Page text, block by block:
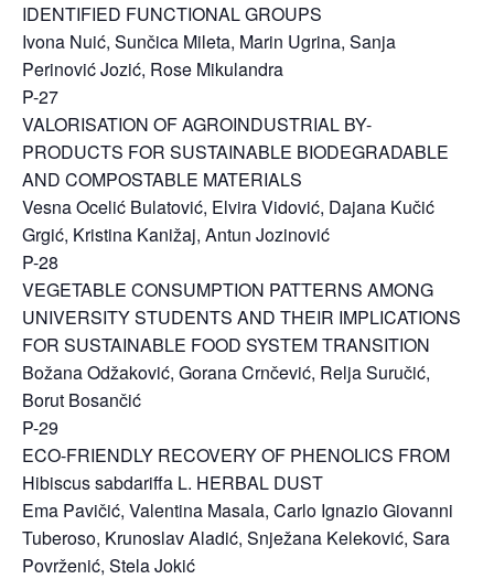
IDENTIFIED FUNCTIONAL GROUPS
Ivona Nuić, Sunčica Mileta, Marin Ugrina, Sanja
Perinović Jozić, Rose Mikulandra
P-27
VALORISATION OF AGROINDUSTRIAL BY-
PRODUCTS FOR SUSTAINABLE BIODEGRADABLE
AND COMPOSTABLE MATERIALS
Vesna Ocelić Bulatović, Elvira Vidović, Dajana Kučić
Grgić, Kristina Kanižaj, Antun Jozinović
P-28
VEGETABLE CONSUMPTION PATTERNS AMONG
UNIVERSITY STUDENTS AND THEIR IMPLICATIONS
FOR SUSTAINABLE FOOD SYSTEM TRANSITION
Božana Odžaković, Gorana Crnčević, Relja Suručić,
Borut Bosančić
P-29
ECO-FRIENDLY RECOVERY OF PHENOLICS FROM
Hibiscus sabdariffa L. HERBAL DUST
Ema Pavičić, Valentina Masala, Carlo Ignazio Giovanni
Tuberoso, Krunoslav Aladić, Snježana Keleković, Sara
Povrženić, Stela Jokić